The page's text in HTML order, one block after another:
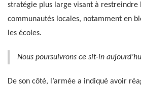
stratégie plus large visant à restreindre
communautés locales, notamment en
les écoles.
Nous poursuivrons ce sit-in
De son côté, l’armée a indiqué avoir